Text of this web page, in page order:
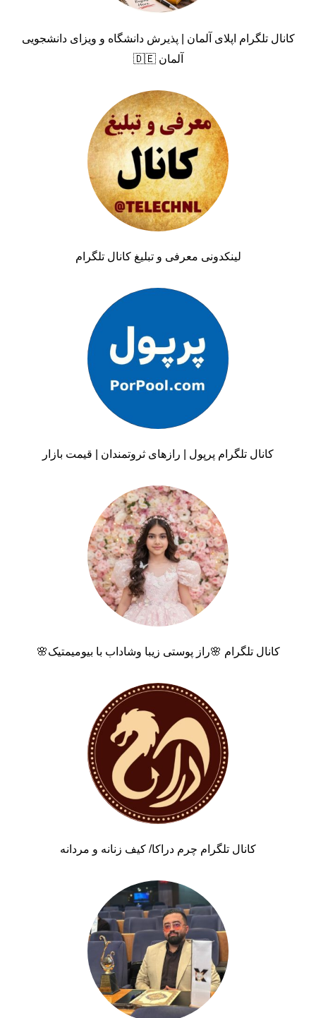
کانال تلگرام اپلای آلمان | پذیرش دانشگاه و ویزای دانشجویی
آلمان 🇩🇪
لینکدونی معرفی و تبلیغ کانال تلگرام
کانال تلگرام پرپول | رازهای ثروتمندان | قیمت بازار
کانال تلگرام 🌸راز پوستی زیبا وشاداب با بیومیمتیک🌸
کانال تلگرام چرم دراکا/ کیف زنانه و مردانه